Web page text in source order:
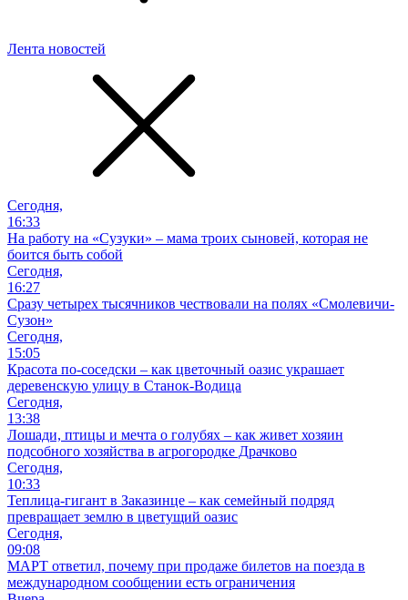
Лента новостей
Сегодня,
16:33
На работу на «Сузуки» – мама троих сыновей, которая не
боится быть собой
Сегодня,
16:27
Сразу четырех тысячников чествовали на полях «Смолевичи-
Сузон»
Сегодня,
15:05
Красота по-соседски – как цветочный оазис украшает
деревенскую улицу в Станок-Водица
Сегодня,
13:38
Лошади, птицы и мечта о голубях – как живет хозяин
подсобного хозяйства в агрогородке Драчково
Сегодня,
10:33
Теплица-гигант в Заказинце – как семейный подряд
превращает землю в цветущий оазис
Сегодня,
09:08
МАРТ ответил, почему при продаже билетов на поезда в
международном сообщении есть ограничения